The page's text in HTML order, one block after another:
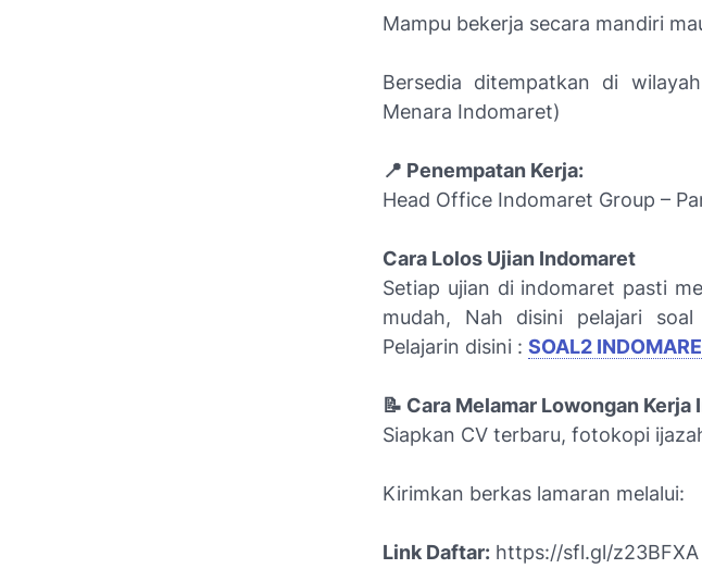
Mampu bekerja secara mandiri
Bersedia ditempatkan di
Menara Indomaret)
📍 Penempatan Kerja:
Head Office Indomaret Group –
Cara Lolos Ujian Indomaret
Setiap ujian di indomaret pasti
mudah, Nah disini pelajari
Pelajarin disini : SOAL2
📝 Cara Melamar Lowongan
Siapkan CV terbaru, fotokopi
Kirimkan berkas lamaran melalui:
Link Daftar: https://sfl.gl/z23BFXA